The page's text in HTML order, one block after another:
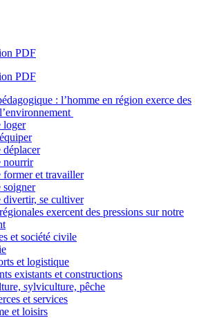
PDF
PDF
: l’homme en région exerce des
loger
déplacer
nourrir
former et travailler
soigner
divertir, se cultiver
exercent des pressions sur notre
et société civile
et logistique
existants et constructions
sylviculture, pêche
et services
et loisirs